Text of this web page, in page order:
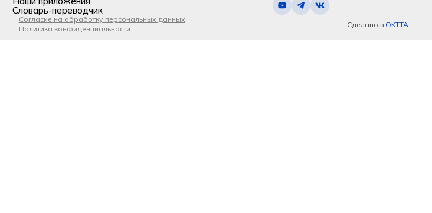
Словарь-переводчик
Согласие на обработку персональных данных
Политика конфиденциальности
Сделано в OKTTA